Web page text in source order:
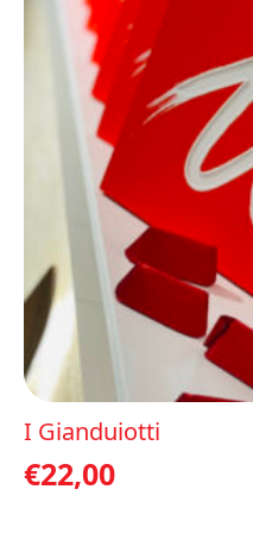
I Gianduiotti
€22,00